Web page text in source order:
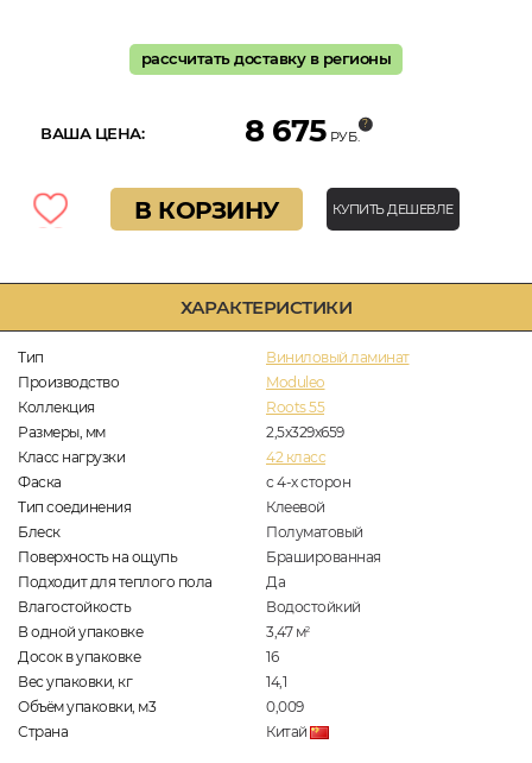
ХАРАКТЕРИСТИКИ
Тип
Виниловый ламинат
Производство
Moduleo
Коллекция
Roots 55
Размеры, мм
2,5х329х659
Класс нагрузки
42 класс
Фаска
с 4-х сторон
Тип соединения
Клеевой
Блеск
Полуматовый
Поверхность на ощупь
Брашированная
Подходит для теплого пола
Да
Влагостойкость
Водостойкий
В одной упаковке
3,47 м2
Досок в упаковке
16
Вес упаковки, кг
14,1
Объём упаковки, м3
0,009
Страна
Китай
рассчитать доставку в регионы
ВАША ЦЕНА: 8 675 РУБ.
В КОРЗИНУ КУПИТЬ ДЕШЕВЛЕ